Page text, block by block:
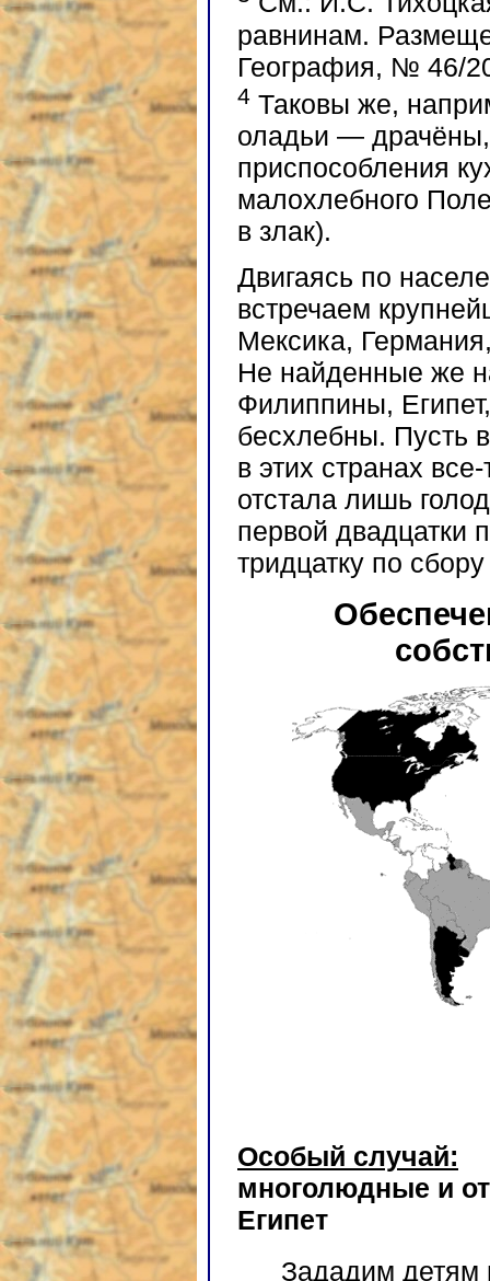
равнинам.
География, № 46/
4 Таковы же,
оладьи — драчёны,
приспособления
малохлебного
в злак).
Двигаясь по
встречаем
Мексика,
Не найденные же
Филиппины,
бесхлебны. Пусть
в этих странах
отстала лишь
первой двадцатки
тридцатку по
Особый случай:
многолюдные и
Египет
Зададим детям